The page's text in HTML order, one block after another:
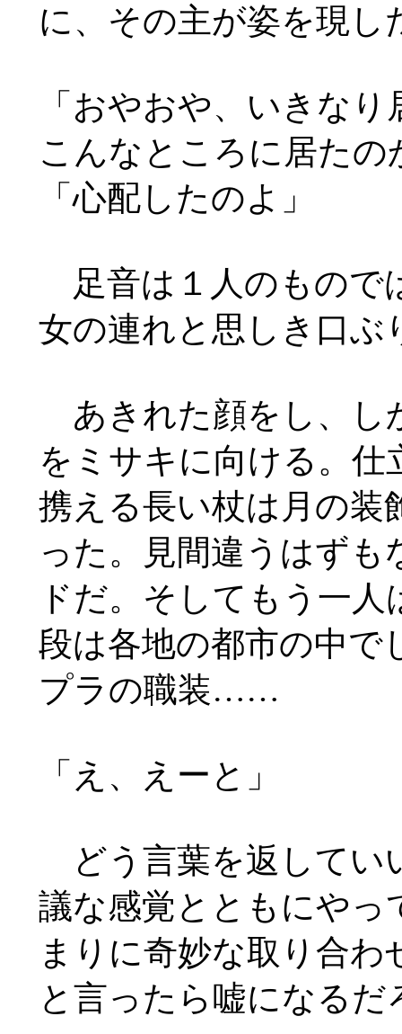
に、その主が姿を現し
「おやおや、いきな
こんなところに居たの
「心配したのよ」
足音は１人のもので
女の連れと思しき口ぶ
あきれた顔をし、し
をミサキに向ける。
携える長い杖は月の装
った。見間違うはず
ドだ。そしてもう一
段は各地の都市の中で
プラの職装……
「え、えーと」
どう言葉を返してい
議な感覚とともにやっ
まりに奇妙な取り合
と言ったら嘘になるだ